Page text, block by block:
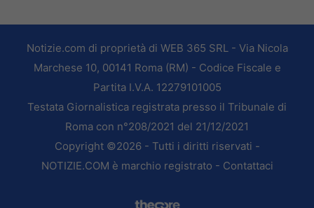
Notizie.com di proprietà di WEB 365 SRL - Via Nicola
Marchese 10, 00141 Roma (RM) - Codice Fiscale e
Partita I.V.A. 12279101005
Testata Giornalistica registrata presso il Tribunale di
Roma con n°208/2021 del 21/12/2021
Copyright ©2026 - Tutti i diritti riservati -
NOTIZIE.COM è marchio registrato - Contattaci